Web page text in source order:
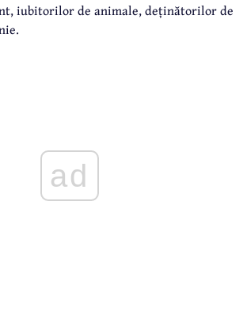
iubitorilor de animale, deținătorilor de
ad